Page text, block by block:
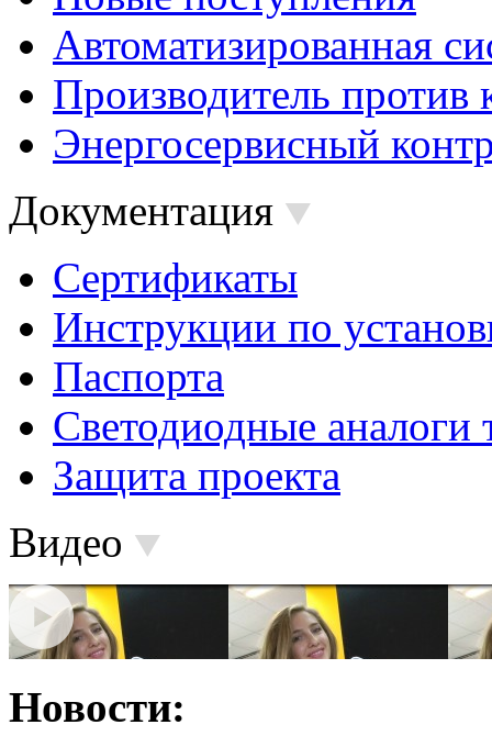
Автоматизированная
Производитель против
Энергосервисный
Документация
Сертификаты
Инструкции по
Паспорта
Светодиодные аналоги
Защита проекта
Видео
Новости: